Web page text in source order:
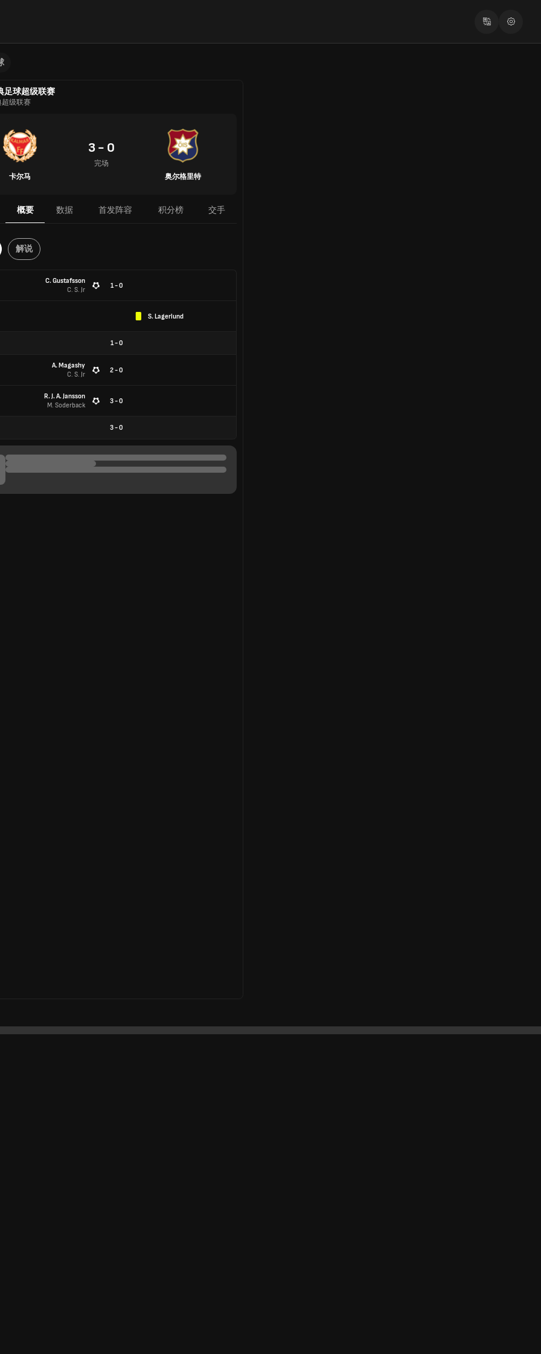
足球超级联赛
超级联赛
卡尔马
3 - 0
完场
奥尔格里特
概要 数据 首发阵容 积分榜 交手
解说
C. Gustafsson
C. S. Jr
1 - 0
S. Lagerlund
1-0
A. Magashy
C. S. Jr
2 - 0
R. J. A. Jansson
M. Soderback
3 - 0
3-0